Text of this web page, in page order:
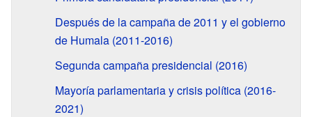
Después de la campaña de 2011 y el gobierno
de Humala (2011-2016)
Segunda campaña presidencial (2016)
Mayoría parlamentaria y crisis política (2016-
2021)